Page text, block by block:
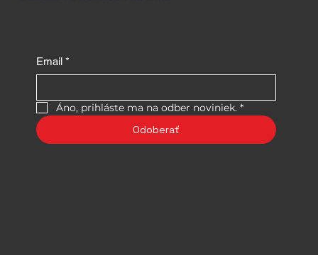
Email *
Áno, prihláste ma na odber noviniek. *
Odoberať